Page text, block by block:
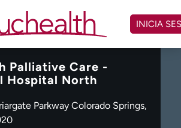
Especialidades
Programar cita
INICIA
Palliative Care -
Hospital North
Parkway Colorado Springs,